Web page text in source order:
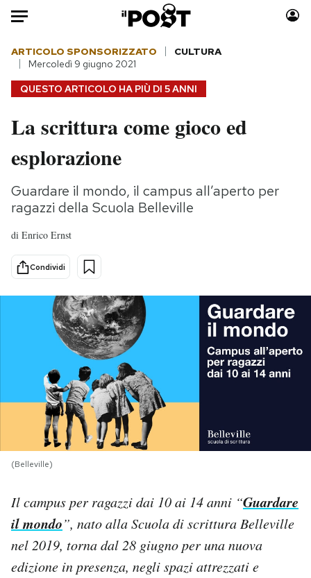
Auto
HOME
Mondo
Politica
Internet
Scienza
Cultura
Economia
Sport
Libri
Ok Boomer!
Media
PODCAST
NEWSLETTER
I MIEI PREFERITI
CALENDARIO
AREA PERSONALE
ARTICOLO SPONSORIZZATO
QUESTO ARTICOLO HA PIÙ DI 5 ANNI
CULTURA
Mercoledì 9 giugno 2021
La scrittura come gioco ed
esplorazione
Guardare il mondo, il campus all’aperto per
ragazzi della Scuola Belleville
di Enrico Ernst
Condividi
(Belleville)
Il campus per ragazzi dai 10 ai 14 anni “Guardare
il mondo”, nato alla Scuola di scrittura Belleville
nel 2019, torna dal 28 giugno per una nuova
edizione in presenza, negli spazi attrezzati e